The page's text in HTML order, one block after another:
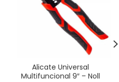
Alicate Universal
Multifuncional 9″ – Noll